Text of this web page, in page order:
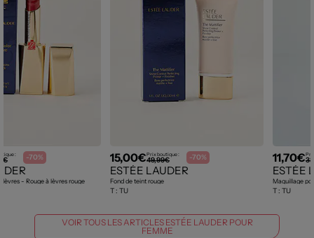
: -70%
lèvres - Rouge à lèvres rouge
15,00€Prix boutique :
49,99€ -70%
ESTÉE LAUDER
Fond de teint rouge
T : TU
11,70€
ESTÉE
Maquillage
T : TU
VOIR TOUS LES ARTICLES ESTÉE LAUDER POUR
FEMME